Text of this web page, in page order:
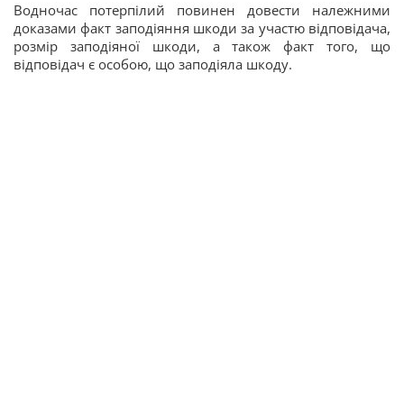
Водночас потерпілий повинен довести належними
доказами факт заподіяння шкоди за участю відповідача,
розмір заподіяної шкоди, а також факт того, що
відповідач є особою, що заподіяла шкоду.